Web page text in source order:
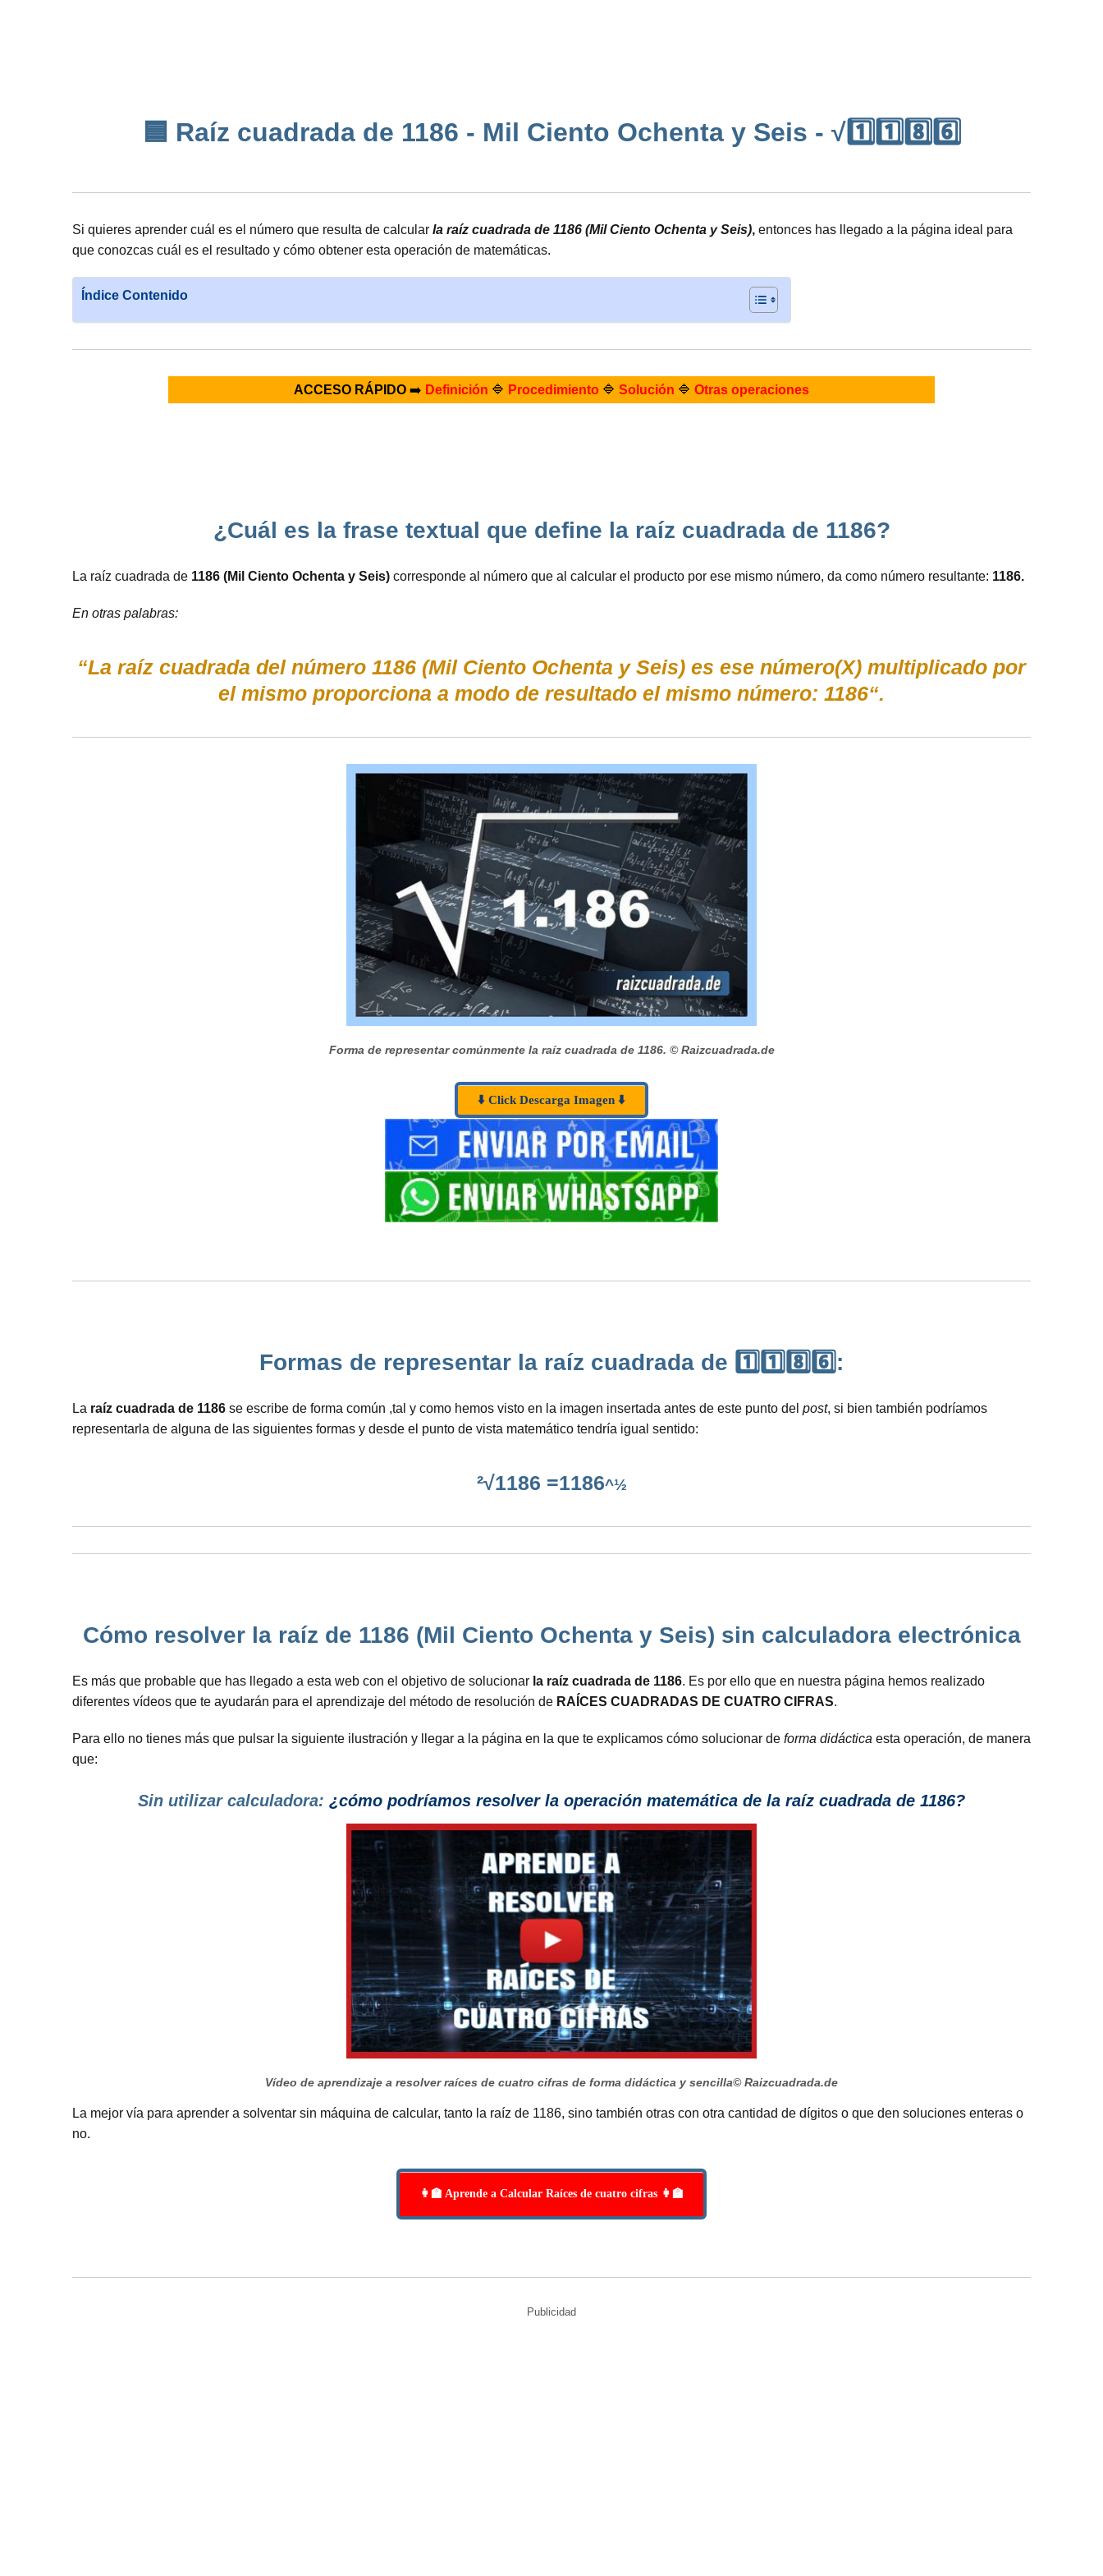
🟦 Raíz cuadrada de 1186 - Mil Ciento Ochenta y Seis - √1️⃣1️⃣8️⃣6️⃣
Si quieres aprender cuál es el número que resulta de calcular la raíz cuadrada de 1186 (Mil Ciento Ochenta y Seis), entonces has llegado a la página ideal para
que conozcas cuál es el resultado y cómo obtener esta operación de matemáticas.
Índice Contenido
ACCESO RÁPIDO➡️ Definición 🔷 Procedimiento🔷 Solución 🔷 Otras operaciones
¿Cuál es la frase textual que define la raíz cuadrada de 1186?
La raíz cuadrada de 1186 (Mil Ciento Ochenta y Seis) corresponde al número que al calcular el producto por ese mismo número, da como número resultante: 1186.
En otras palabras:
“La raíz cuadrada del número 1186 (Mil Ciento Ochenta y Seis) es ese número(X) multiplicado por
el mismo proporciona a modo de resultado el mismo número: 1186“.
Forma de representar comúnmente la raíz cuadrada de 1186. © Raizcuadrada.de
⬇️ Click Descarga Imagen ⬇️
Formas de representar la raíz cuadrada de 1️⃣1️⃣8️⃣6️⃣:
La raíz cuadrada de 1186 se escribe de forma común ,tal y como hemos visto en la imagen insertada antes de este punto del post, si bien también podríamos
representarla de alguna de las siguientes formas y desde el punto de vista matemático tendría igual sentido:
²√1186 =1186^½
Cómo resolver la raíz de 1186 (Mil Ciento Ochenta y Seis) sin calculadora electrónica
Es más que probable que has llegado a esta web con el objetivo de solucionar la raíz cuadrada de 1186. Es por ello que en nuestra página hemos realizado
diferentes vídeos que te ayudarán para el aprendizaje del método de resolución de RAÍCES CUADRADAS DE CUATRO CIFRAS.
Para ello no tienes más que pulsar la siguiente ilustración y llegar a la página en la que te explicamos cómo solucionar de forma didáctica esta operación, de manera
que:
Sin utilizar calculadora: ¿cómo podríamos resolver la operación matemática de la raíz cuadrada de 1186?
Vídeo de aprendizaje a resolver raíces de cuatro cifras de forma didáctica y sencilla© Raizcuadrada.de
La mejor vía para aprender a solventar sin máquina de calcular, tanto la raíz de 1186, sino también otras con otra cantidad de dígitos o que den soluciones enteras o
no.
👩‍🏫 Aprende a Calcular Raíces de cuatro cifras 👩‍🏫
Publicidad